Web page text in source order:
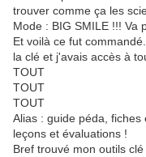
trouver comme ça les
Mode : BIG SMILE !!! Va
Et voilà ce fut
la clé et j'avais accès à
TOUT
TOUT
TOUT
Alias : guide péda,
leçons et évaluations !
Bref trouvé mon outils